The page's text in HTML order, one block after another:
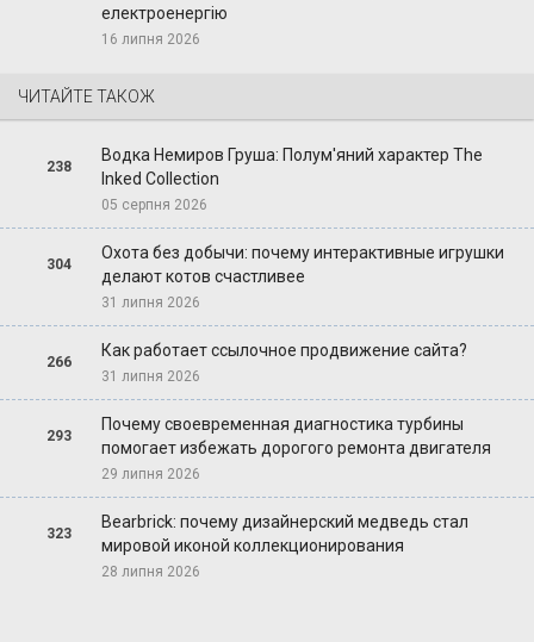
електроенергію
16 липня 2026
ЧИТАЙТЕ ТАКОЖ
238
Водка Немиров Груша: Полум'яний характер The
Inked Collection
05 серпня 2026
304
Охота без добычи: почему интерактивные игрушки
делают котов счастливее
31 липня 2026
266
Как работает ссылочное продвижение сайта?
31 липня 2026
293
Почему своевременная диагностика турбины
помогает избежать дорогого ремонта двигателя
29 липня 2026
323
Bearbrick: почему дизайнерский медведь стал
мировой иконой коллекционирования
28 липня 2026